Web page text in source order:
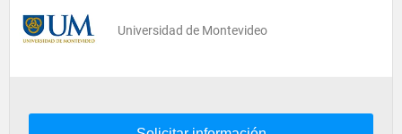
Universidad de Montevideo